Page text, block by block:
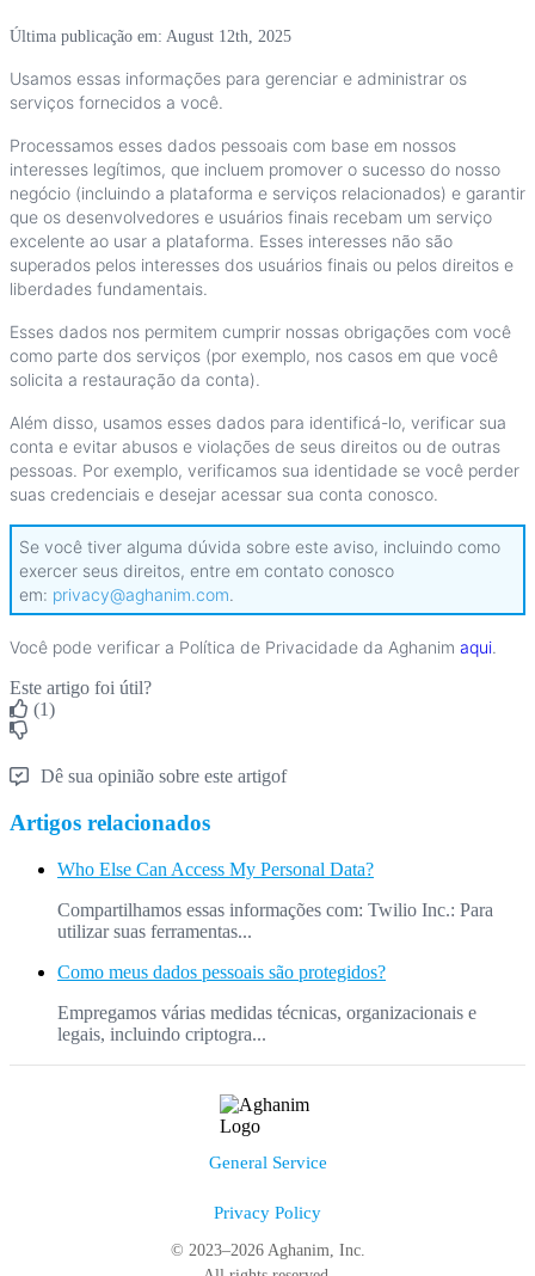
Última publicação em: August 12th, 2025
Usamos essas informações para gerenciar e administrar os
serviços fornecidos a você.
Processamos esses dados pessoais com base em nossos
interesses legítimos, que incluem promover o sucesso do nosso
negócio (incluindo a plataforma e serviços relacionados) e garantir
que os desenvolvedores e usuários finais recebam um serviço
excelente ao usar a plataforma. Esses interesses não são
superados pelos interesses dos usuários finais ou pelos direitos e
liberdades fundamentais.
Esses dados nos permitem cumprir nossas obrigações com você
como parte dos serviços (por exemplo, nos casos em que você
solicita a restauração da conta).
Além disso, usamos esses dados para identificá-lo, verificar sua
conta e evitar abusos e violações de seus direitos ou de outras
pessoas. Por exemplo, verificamos sua identidade se você perder
suas credenciais e desejar acessar sua conta conosco.
Se você tiver alguma dúvida sobre este aviso, incluindo como
exercer seus direitos, entre em contato conosco
em: privacy@aghanim.com.
Você pode verificar a Política de Privacidade da Aghanim aqui.
Este artigo foi útil?
(1)
Dê sua opinião sobre este artigof
Artigos relacionados
Who Else Can Access My Personal Data?
Compartilhamos essas informações com: Twilio Inc.: Para
utilizar suas ferramentas...
Como meus dados pessoais são protegidos?
Empregamos várias medidas técnicas, organizacionais e
legais, incluindo criptogra...
General Service
Privacy Policy
© 2023–2026 Aghanim, Inc.